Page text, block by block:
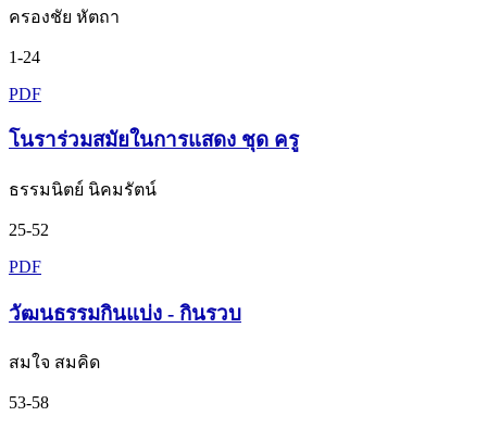
ครองชัย หัตถา
1-24
PDF
โนราร่วมสมัยในการแสดง ชุด ครู
ธรรมนิตย์ นิคมรัตน์
25-52
PDF
วัฒนธรรมกินแบ่ง - กินรวบ
สมใจ สมคิด
53-58